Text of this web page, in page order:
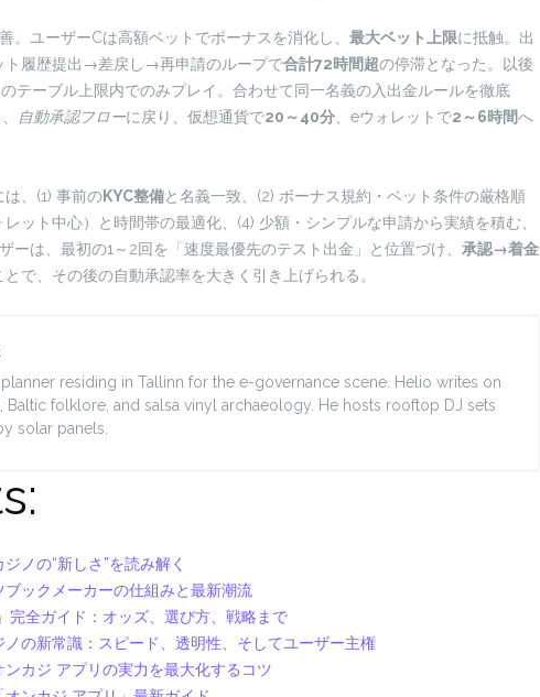
。ユーザーCは高額ベットでボーナスを消化し、 最大ベット上限に抵触。出
ト履歴提出→差戻し→再申請のループで合計72時間超の停滞となった。以後
テーブル上限内でのみプレイ。合わせて同一名義の入出金ルールを徹底
自動承認フローに戻り、仮想通貨で20～40分 、eウォレットで2～6時間へ
、(1) 事前のKYC整備と名義一致、(2) ボーナス規約・ベット条件の厳格順
ット中心）と時間帯の最適化、(4) 少額・シンプルな申請から実績を積む、
ーは、最初の1～2回を「速度最優先のテスト出金」と位置づけ、 承認→着金
で、その後の自動承認率を大きく引き上げられる。
residing in Tallinn for the e-governance scene. Helio writes on
Baltic folklore, and salsa vinyl archaeology. He hosts rooftop DJ sets
solar panels.
ノの“新しさ”を読み解く
ックメーカーの仕組みと最新潮流
完全ガイド：オッズ、選び方、戦略まで
の新常識：スピード、透明性、そしてユーザー主権
カジ アプリの実力を最大化するコツ